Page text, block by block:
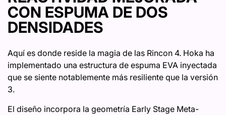
CON ESPUMA DE DOS
DENSIDADES
Aquí es donde reside la magia de las Rincon 4. Hoka ha
implementado una estructura de espuma EVA inyectada
que se siente notablemente más resiliente que la versión
3.
El diseño incorpora la geometría Early Stage Meta-